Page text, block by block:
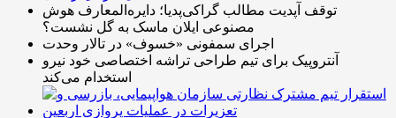
توقف آپدیت مطالب گراکی‌پدیا؛ دایره‌المعارف هوش
مصنوعی ایلان ماسک به گل نشست؟
اجرای سمفونی «خسوف» در تالار وحدت
آنتروپیک برای تیم طراحی تراشه اختصاصی خود نیرو
استخدام می‌کند